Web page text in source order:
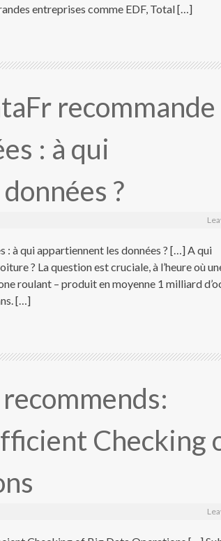
entreprises comme EDF, Total […]
recommande
: à qui
?
à qui appartiennent les données ? […] A qui
? La question est cruciale, à l’heure où
roulant – produit en moyenne 1 milliard
[…]
Checking